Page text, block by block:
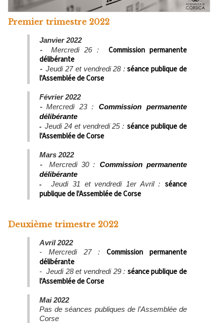
Premier trimestre 2022
Janvier 2022
- Mercredi 26 :
Commission permanente
délibérante
- Jeudi 27 et vendredi 28 : séance publique de
l'Assemblée de Corse
Février 2022
- Mercredi 23 :
Commission permanente
délibérante
- Jeudi 24 et vendredi 25 : séance publique de
l'Assemblée de Corse
Mars 2022
- Mercredi 30 : Commission permanente
délibérante
- Jeudi 31 et vendredi 1er Avril : séance
publique de l'Assemblée de Corse
Deuxième trimestre 2022
Avril 2022
- Mercredi 27 :Commission permanente
délibérante
- Jeudi 28 et vendredi 29 : séance publique de
l'Assemblée de Corse
Mai 2022
Pas de séances publiques de l'Assemblée de
Corse